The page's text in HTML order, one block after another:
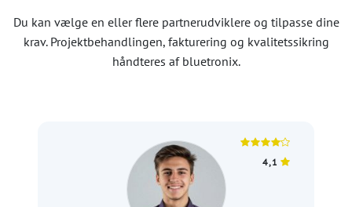
Du kan vælge en eller flere partnerudviklere og tilpasse dine
krav. Projektbehandlingen, fakturering og kvalitetssikring
håndteres af bluetronix.
4,1